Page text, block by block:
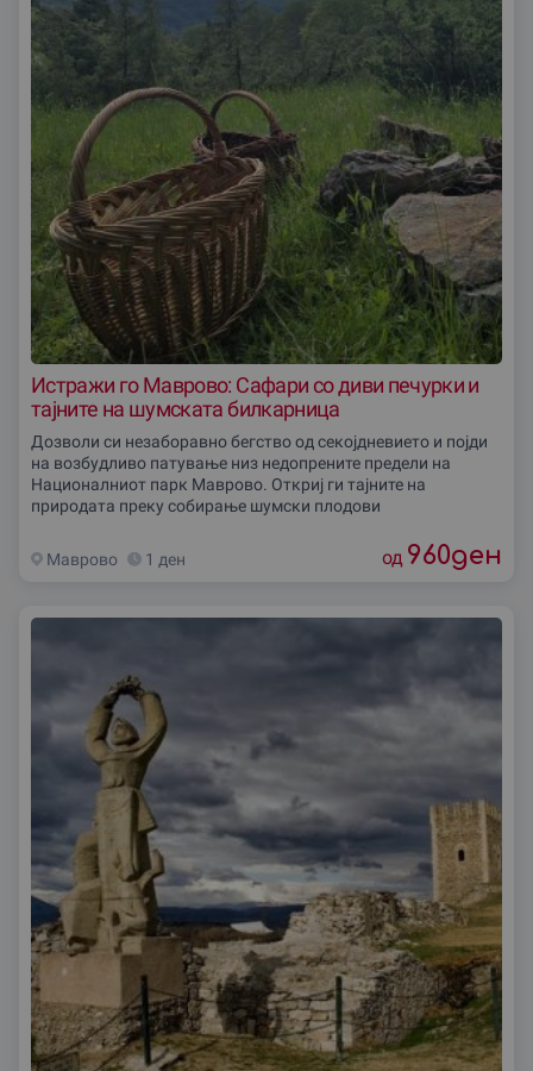
Истражи го Маврово: Сафари со диви печурки и
тајните на шумската билкарница
Дозволи си незаборавно бегство од секојдневието и појди
на возбудливо патување низ недопрените предели на
Националниот парк Маврово. Откриј ги тајните на
природата преку собирање шумски плодови
Маврово 1 ден од 960ден